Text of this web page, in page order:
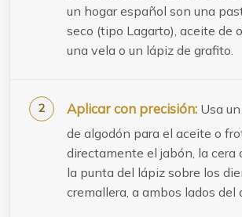
un hogar español son una
seco (tipo Lagarto), aceite de
una vela o un lápiz de grafito.
Aplicar con precisión: Usa
de algodón para el aceite o
directamente el jabón, la cera
la punta del lápiz sobre los
cremallera, a ambos lados del